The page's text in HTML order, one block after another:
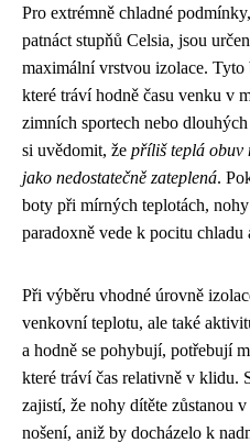
Pro extrémně chladné
patnáct stupňů Celsia, jsou
maximální vrstvou izolace. Tyto
které tráví hodně času venku v
zimních sportech nebo
si uvědomit, že příliš teplá obuv
jako nedostatečně zateplená.
boty při mírných teplotách,
paradoxně vede k pocitu
Při výběru vhodné úrovně
venkovní teplotu, ale také
a hodně se pohybují, potřebují
které tráví čas relativně v klidu.
zajistí, že nohy dítěte zůstanou
nošení, aniž by docházelo k